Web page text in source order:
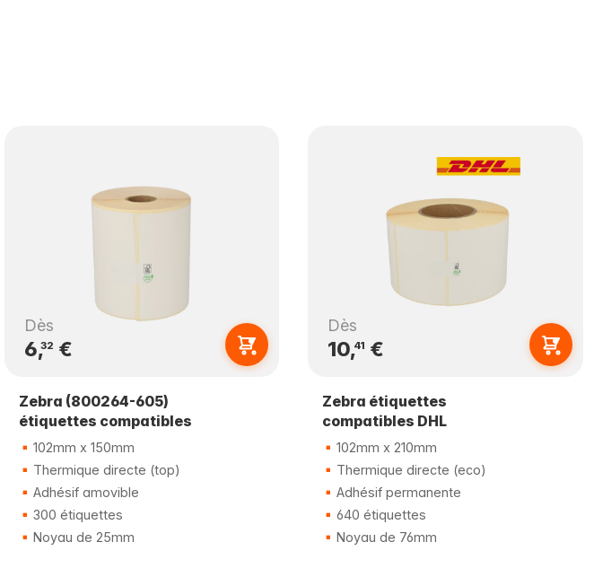
Dès
6,32 €
Zebra (800264-605)
étiquettes compatibles
102mm x 150mm
Thermique directe (top)
Adhésif amovible
300 étiquettes
Noyau de 25mm
Dès
10,41 €
Zebra étiquettes
compatibles DHL
102mm x 210mm
Thermique directe (eco)
Adhésif permanente
640 étiquettes
Noyau de 76mm